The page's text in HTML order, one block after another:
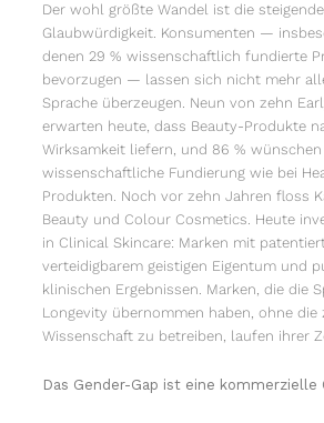
Der wohl größte Wandel ist die
Glaubwürdigkeit. Konsumenten —
denen 29 % wissenschaftlich fundierte
bevorzugen — lassen sich nicht mehr
Sprache überzeugen. Neun von zehn
erwarten heute, dass Beauty-Produkte
Wirksamkeit liefern, und 86 %
wissenschaftliche Fundierung wie bei
Produkten. Noch vor zehn Jahren floss
Beauty und Colour Cosmetics. Heute
in Clinical Skincare: Marken mit
verteidigbarem geistigen Eigentum und
klinischen Ergebnissen. Marken, die die
Longevity übernommen haben, ohne die
Wissenschaft zu betreiben, laufen ihrer
Das Gender-Gap ist eine kommerzielle